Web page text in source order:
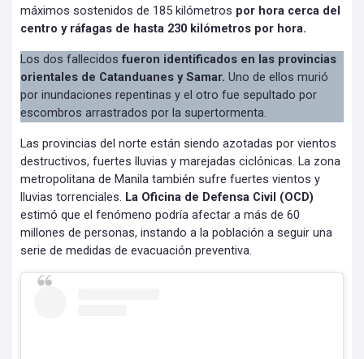
máximos sostenidos de 185 kilómetros por hora cerca del
centro y ráfagas de hasta 230 kilómetros por hora.
Los dos fallecidos fueron identificados en las provincias
orientales de Catanduanes y Samar. Uno de ellos murió
por inundaciones repentinas y el otro fue sepultado por
escombros arrastrados por la supertormenta.
Las provincias del norte están siendo azotadas por vientos
destructivos, fuertes lluvias y marejadas ciclónicas. La zona
metropolitana de Manila también sufre fuertes vientos y
lluvias torrenciales. La Oficina de Defensa Civil (OCD)
estimó que el fenómeno podría afectar a más de 60
millones de personas, instando a la población a seguir una
serie de medidas de evacuación preventiva.